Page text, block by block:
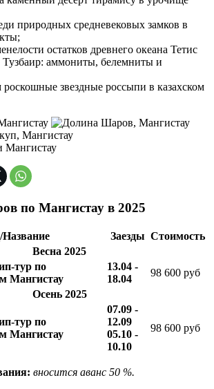
природных средневековых замков в
остатков древнего океана Тетис
Тузбаир: аммониты, белемниты и
звездные россыпи в казахском
по Мангистау в 2025
Заезды Стоимость
Весна 2025
тур по
Мангистау
13.04 -
18.04
98 600 руб
Осень 2025
тур по
Мангистау
07.09 -
12.09
05.10 -
10.10
98 600 руб
вносится аванс 50 %.